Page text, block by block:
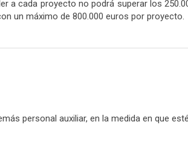
a cada proyecto no podrá superar los
un máximo de 800.000 euros por proyecto.
personal auxiliar, en la medida en que